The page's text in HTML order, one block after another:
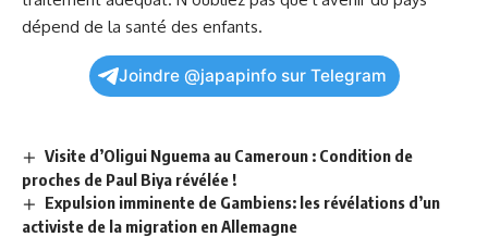
dépend de la santé des enfants.
Joindre @japapinfo sur Telegram
Visite d’Oligui Nguema au Cameroun : Condition de
proches de Paul Biya révélée !
Expulsion imminente de Gambiens: les révélations d’un
activiste de la migration en Allemagne